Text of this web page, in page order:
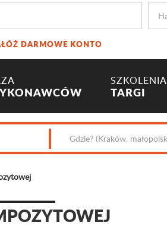
DARMOWE KONTO
SZKOLENIA
TARGI